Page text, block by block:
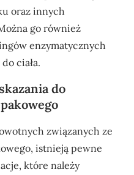
oraz innych
go również
enzymatycznych
ciała.
do
związanych ze
istnieją pewne
które należy